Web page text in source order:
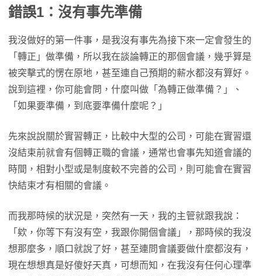
錯誤1：沒有事先準備
我沒做好的第一件事，是我沒有事先為接下來一定會發生的
「轉正」做準備，所以我在談論轉正的那個會議，幾乎算是
被突擊式的愣在原地，甚至連自己預期的薪水都沒有算好。
說到這裡，你可能會問，什麼叫做「為轉正做準備？」、
「如果要準備，到底要準備什麼呢？」
先來說說關於實習轉正，比較中大型的公司，可能在實習還
沒結束前就會有個轉正職的會議，通常也會事先知道會議的
時間，相對小型或是制度較不完善的公司，則可能會在實習
快結束才有相關的會議。
而我那時候的狀況是，突然有一天，我的主管就跟我說：
「欸，你等下有沒有空，我跟你開個會議」，那時候的我沒
想那麼多，順口就說了好，甚至連問會議要做什麼都沒有，
現在想想真是好傻好天真，可想而知，在我沒有任何心理準